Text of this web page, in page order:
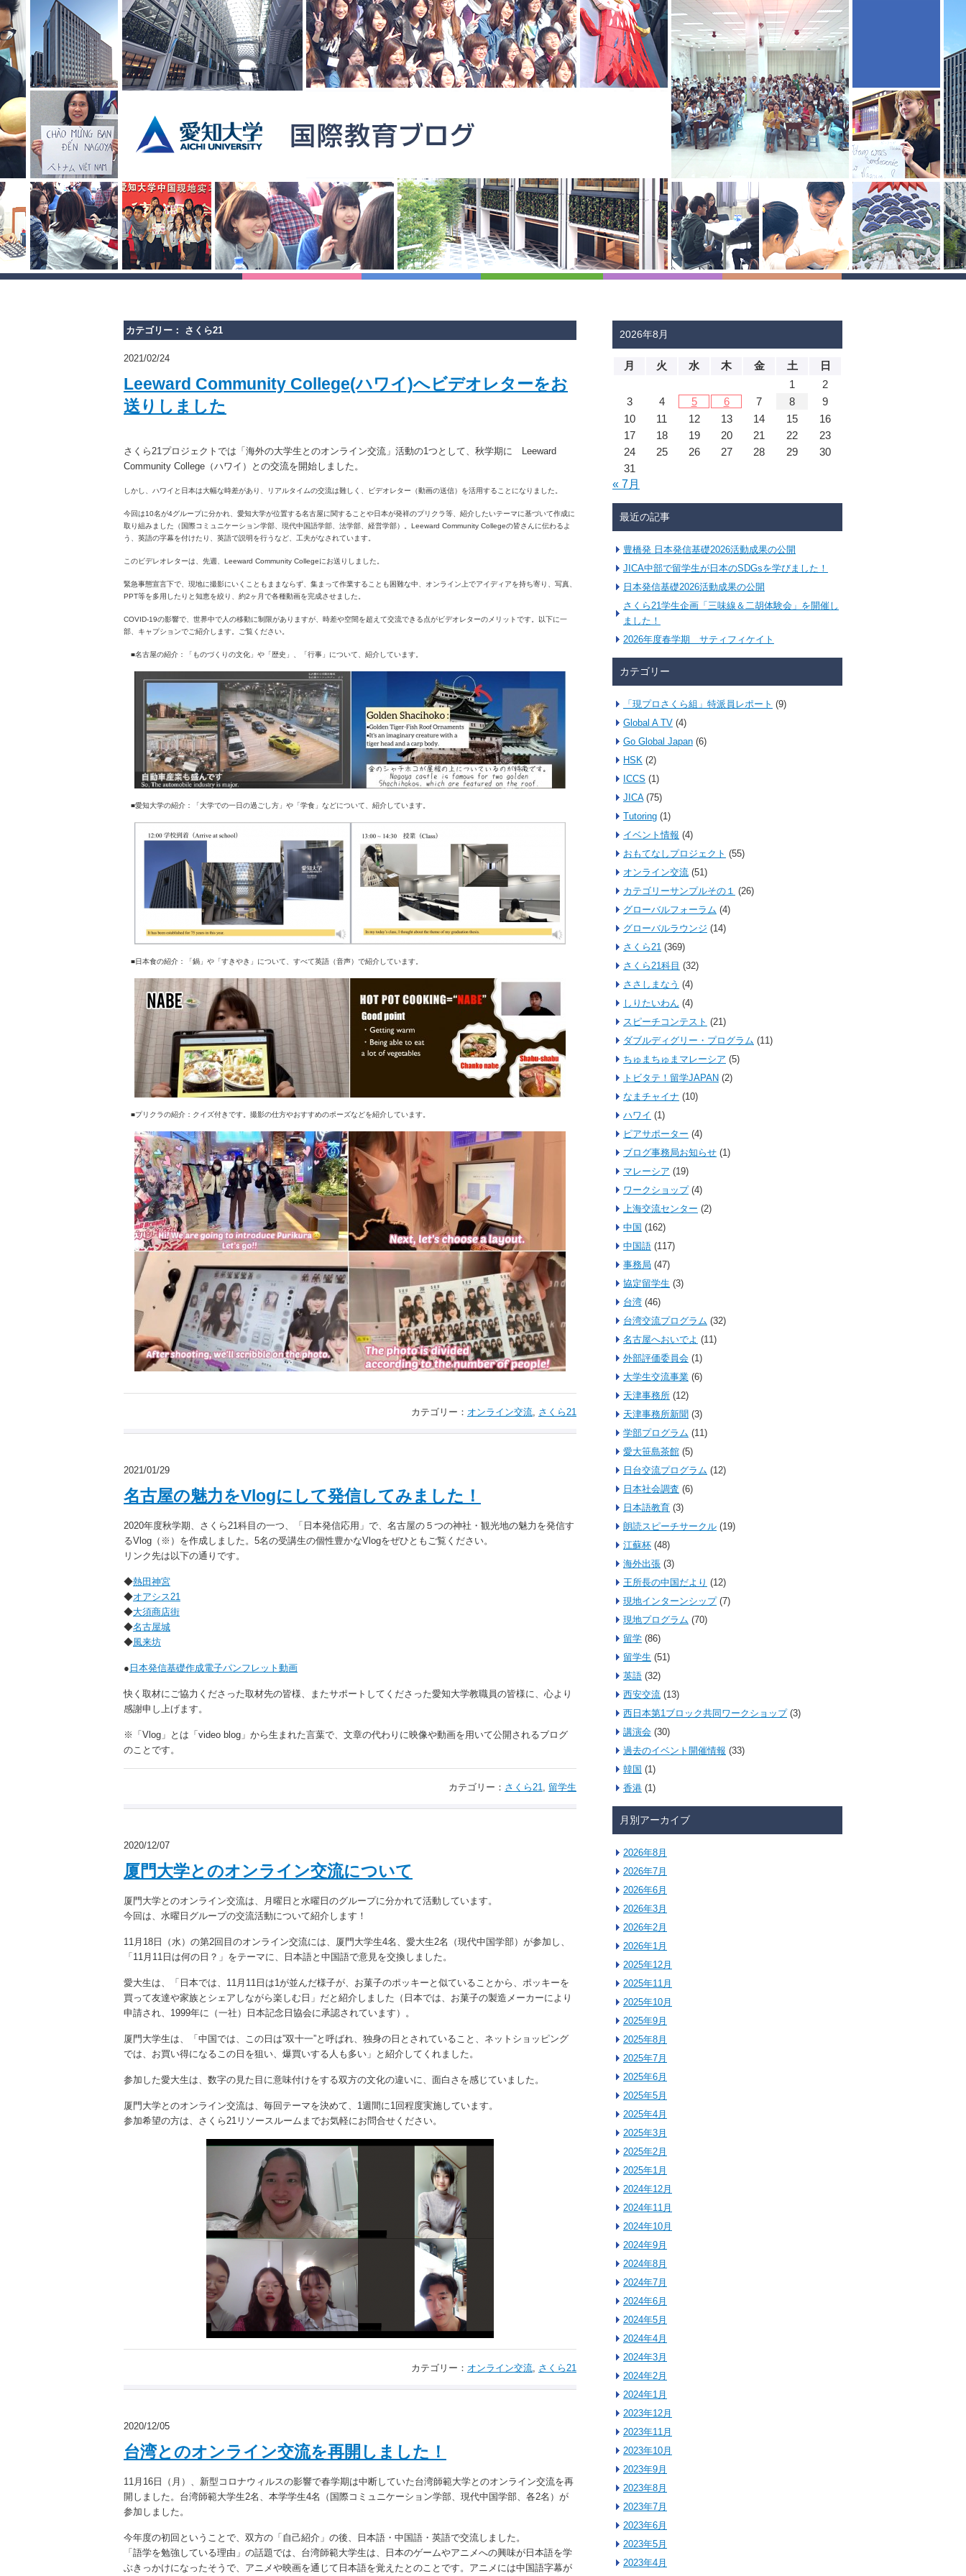
カテゴリー： さくら21
2021/02/24
Leeward Community College(ハワイ)へビデオレターをお
送りしました
さくら21プロジェクトでは「海外の大学生とのオンライン交流」活動の1つとして、秋学期に Leeward
Community College（ハワイ）との交流を開始しました。
しかし、ハワイと日本は大幅な時差があり、リアルタイムの交流は難しく、ビデオレター（動画の送信）を活用することになりました。
今回は10名が4グループに分かれ、愛知大学が位置する名古屋に関することや日本が発祥のプリクラ等、紹介したいテーマに基づいて作成に
取り組みました（国際コミュニケーション学部、現代中国語学部、法学部、経営学部）。Leeward Community Collegeの皆さんに伝わるよ
う、英語の字幕を付けたり、英語で説明を行うなど、工夫がなされています。
このビデレオレターは、先週、Leeward Community Collegeにお送りしました。
緊急事態宣言下で、現地に撮影にいくこともままならず、集まって作業することも困難な中、オンライン上でアイディアを持ち寄り、写真、
PPT等を多用したりと知恵を絞り、約2ヶ月で各種動画を完成させました。
COVID-19の影響で、世界中で人の移動に制限がありますが、時差や空間を超えて交流できる点がビデオレターのメリットです。以下に一
部、キャプションでご紹介します。ご覧ください。
■名古屋の紹介：「ものづくりの文化」や「歴史」、「行事」について、紹介しています。
■愛知大学の紹介：「大学での一日の過ごし方」や「学食」などについて、紹介しています。
■日本食の紹介：「鍋」や「すきやき」について、すべて英語（音声）で紹介しています。
■プリクラの紹介：クイズ付きです。撮影の仕方やおすすめのポーズなどを紹介しています。
カテゴリー： オンライン交流, さくら21
2021/01/29
名古屋の魅力をVlogにして発信してみました！
2020年度秋学期、さくら21科目の一つ、「日本発信応用」で、名古屋の５つの神社・観光地の魅力を発信す
るVlog（※）を作成しました。5名の受講生の個性豊かなVlogをぜひともご覧ください。
リンク先は以下の通りです。
◆熱田神宮
◆オアシス21
◆大須商店街
◆名古屋城
◆風来坊
● 日本発信基礎作成電子パンフレット動画
快く取材にご協力くださった取材先の皆様、またサポートしてくださった愛知大学教職員の皆様に、心より
感謝申し上げます。
※「Vlog」とは「video blog」から生まれた言葉で、文章の代わりに映像や動画を用いて公開されるブログ
のことです。
カテゴリー： さくら21, 留学生
2020/12/07
厦門大学とのオンライン交流について
厦門大学とのオンライン交流は、月曜日と水曜日のグループに分かれて活動しています。
今回は、水曜日グループの交流活動について紹介します！
11月18日（水）の第2回目のオンライン交流には、厦門大学生4名、愛大生2名（現代中国学部）が参加し、
「11月11日は何の日？」をテーマに、日本語と中国語で意見を交換しました。
愛大生は、「日本では、11月11日は1が並んだ様子が、お菓子のポッキーと似ていることから、ポッキーを
買って友達や家族とシェアしながら楽しむ日」だと紹介しました（日本では、お菓子の製造メーカーにより
申請され、1999年に（一社）日本記念日協会に承認されています）。
厦門大学生は、「中国では、この日は”双十一”と呼ばれ、独身の日とされていること、ネットショッピング
では、お買い得になるこの日を狙い、爆買いする人も多い」と紹介してくれました。
参加した愛大生は、数字の見た目に意味付けをする双方の文化の違いに、面白さを感じていました。
厦門大学とのオンライン交流は、毎回テーマを決めて、1週間に1回程度実施しています。
参加希望の方は、さくら21リソースルームまでお気軽にお問合せください。
カテゴリー： オンライン交流, さくら21
2020/12/05
台湾とのオンライン交流を再開しました！
11月16日（月）、新型コロナウィルスの影響で春学期は中断していた台湾師範大学とのオンライン交流を再
開しました。台湾師範大学生2名、本学学生4名（国際コミュニケーション学部、現代中国学部、各2名）が
参加しました。
今年度の初回ということで、双方の「自己紹介」の後、日本語・中国語・英語で交流しました。
「語学を勉強している理由」の話題では、台湾師範大学生は、日本のゲームやアニメへの興味が日本語を学
ぶきっかけになったそうで、アニメや映画を通じて日本語を覚えたとのことです。アニメには中国語字幕が
2026年8月
月 火 水 木 金 土
日
1
2
3
4 5 6 7 8
9
10
11 12 13 14 15
16
17
18 19 20 21 22
23
24
25 26 27 28 29
30
31
« 7月
最近の記事
豊橋発 日本発信基礎2026活動成果の公開
JICA中部で留学生が日本のSDGsを学びました！
日本発信基礎2026活動成果の公開
さくら21学生企画「三味線＆二胡体験会」を開催し
ました！
2026年度春学期 サティフィケイト
カテゴリー
「現プロさくら組」特派員レポート (9)
Global A TV (4)
Go Global Japan (6)
HSK (2)
ICCS (1)
JICA(75)
Tutoring (1)
イベント情報 (4)
おもてなしプロジェクト (55)
オンライン交流 (51)
カテゴリーサンプルその１ (26)
グローバルフォーラム (4)
グローバルラウンジ (14)
さくら21 (369)
さくら21科目 (32)
ささしまなう (4)
しりたいわん (4)
スピーチコンテスト (21)
ダブルディグリー・プログラム (11)
ちゅまちゅまマレーシア (5)
トビタテ！留学JAPAN (2)
なまチャイナ (10)
ハワイ (1)
ピアサポーター (4)
ブログ事務局お知らせ (1)
マレーシア (19)
ワークショップ(4)
上海交流センター (2)
中国 (162)
中国語 (117)
事務局 (47)
協定留学生 (3)
台湾 (46)
台湾交流プログラム (32)
名古屋へおいでよ (11)
外部評価委員会 (1)
大学生交流事業 (6)
天津事務所 (12)
天津事務所新聞 (3)
学部プログラム (11)
愛大笹島茶館 (5)
日台交流プログラム (12)
日本社会調査 (6)
日本語教育 (3)
朗読スピーチサークル (19)
江蘇杯 (48)
海外出張 (3)
王所長の中国だより (12)
現地インターンシップ(7)
現地プログラム (70)
留学 (86)
留学生 (51)
英語 (32)
西安交流 (13)
西日本第1ブロック共同ワークショップ(3)
講演会 (30)
過去のイベント開催情報 (33)
韓国 (1)
香港 (1)
月別アーカイブ
2026年8月
2026年7月
2026年6月
2026年3月
2026年2月
2026年1月
2025年12月
2025年11月
2025年10月
2025年9月
2025年8月
2025年7月
2025年6月
2025年5月
2025年4月
2025年3月
2025年2月
2025年1月
2024年12月
2024年11月
2024年10月
2024年9月
2024年8月
2024年7月
2024年6月
2024年5月
2024年4月
2024年3月
2024年2月
2024年1月
2023年12月
2023年11月
2023年10月
2023年9月
2023年8月
2023年7月
2023年6月
2023年5月
2023年4月